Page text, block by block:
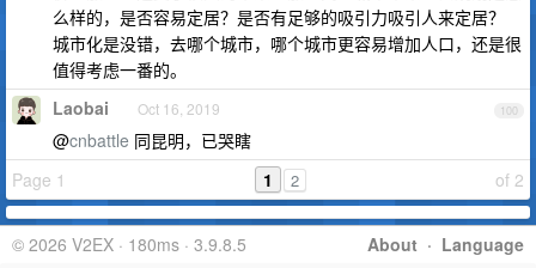
么样的，是否容易定居？是否有足够的吸引力吸引人来定居？
城市化是没错，去哪个城市，哪个城市更容易增加人口，还是很
值得考虑一番的。
100
Laobai Oct 16, 2019
@cnbattle 同昆明，已哭瞎
Page 1
of 2
1 2
About · Language
© 2026 V2EX · 180ms · 3.9.8.5